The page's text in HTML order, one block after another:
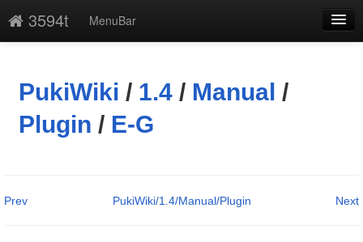
3594t
MenuBar
添付
凍結解除
PukiWiki / 1.4 / Manual /
Plugin / E-G
Prev Next
PukiWiki/1.4/Manual/Plugin